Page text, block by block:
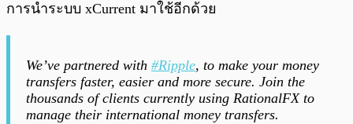
การนำระบบ xCurrent มาใช้อีกด้วย
We’ve partnered with #Ripple, to make your money
transfers faster, easier and more secure. Join the
thousands of clients currently using RationalFX to
manage their international money transfers.